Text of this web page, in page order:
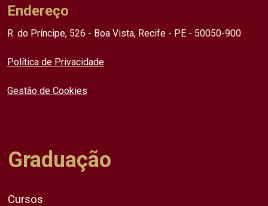
Endereço
R. do Príncipe, 526 - Boa Vista, Recife - PE - 50050-900
Política de Privacidade
Gestão de Cookies
Graduação
Cursos